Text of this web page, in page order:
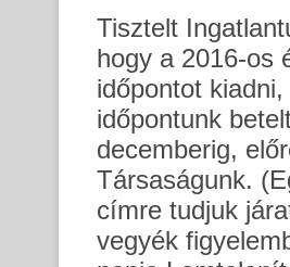
Tisztelt
hogy a 2016-os
időpontot
időpontunk
decemberig,
Társaságunk.
címre tudjuk
vegyék